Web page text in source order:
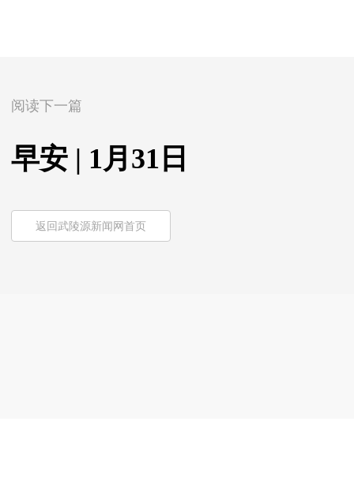
阅读下一篇
早安 | 1月31日
返回武陵源新闻网首页